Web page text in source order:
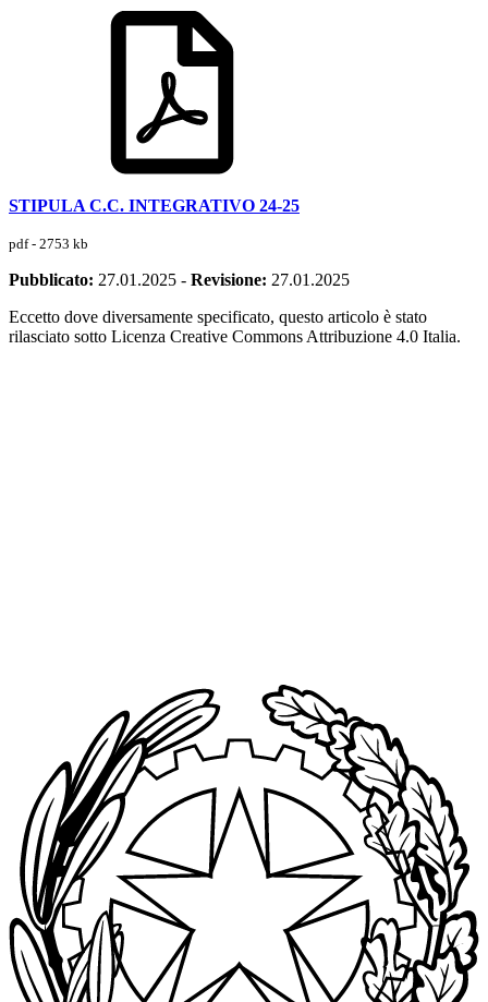
STIPULA C.C. INTEGRATIVO 24-25
pdf - 2753 kb
Pubblicato: 27.01.2025 - Revisione: 27.01.2025
Eccetto dove diversamente specificato, questo articolo è stato
rilasciato sotto Licenza Creative Commons Attribuzione 4.0 Italia.